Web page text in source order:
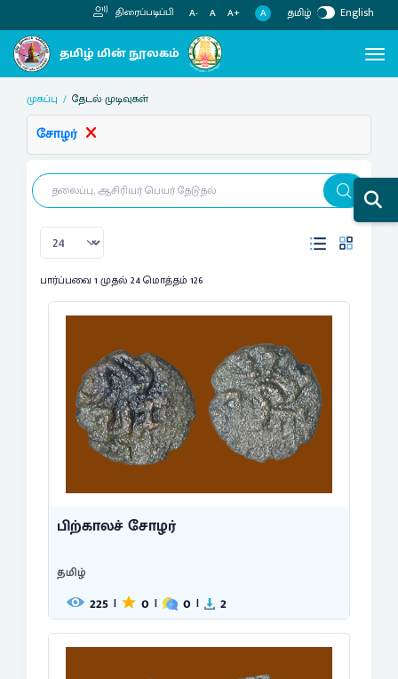
திரைப்படிப்பி A- A A+ A தமிழ் English
முகப்பு தேடல் முடிவுகள்
சோழர்
பார்ப்பவை 1 முதல் 24 மொத்தம் 126
பிற்காலச் சோழர்
தமிழ்
225 | 0 | 0 | 2